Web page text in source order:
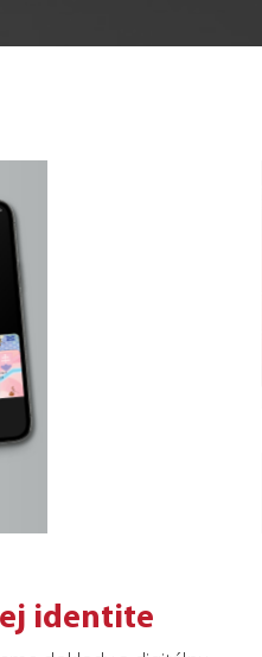
identite